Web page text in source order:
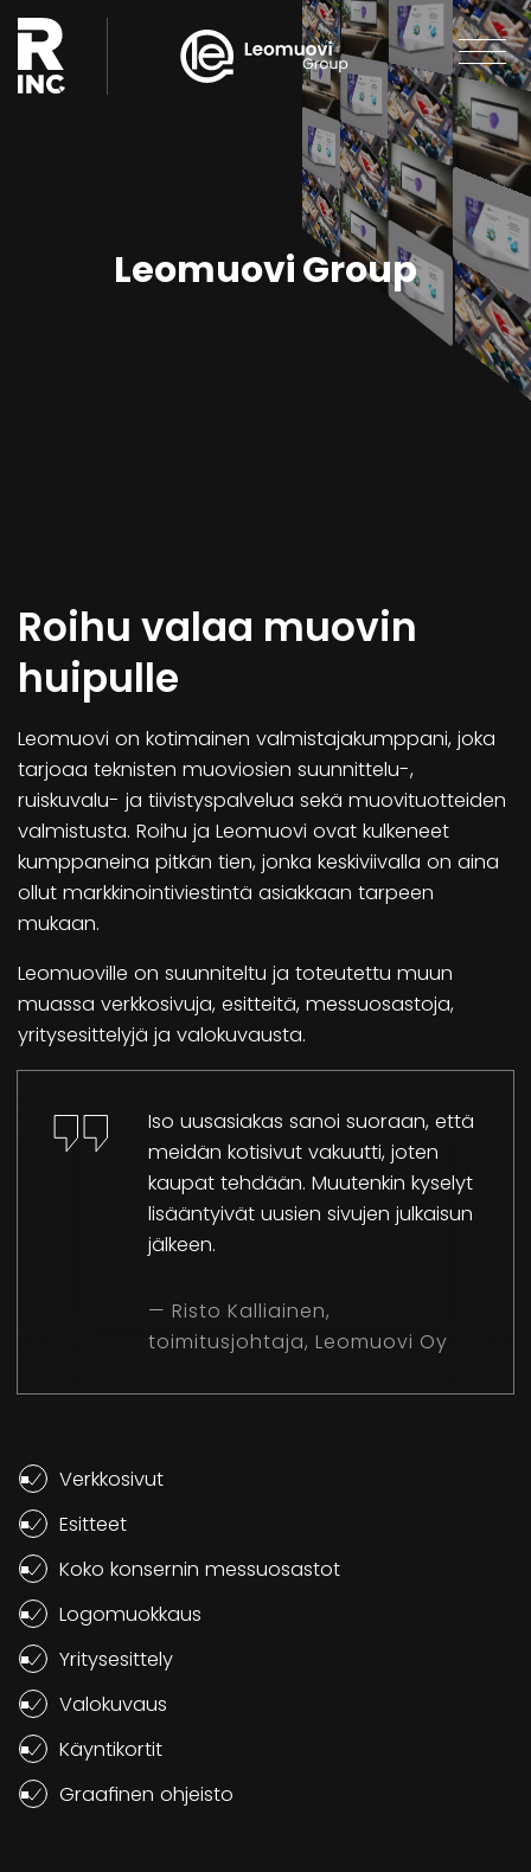
Leomuovi Group
Roihu valaa muovin
huipulle
Leomuovi on kotimainen valmistajakumppani, joka
tarjoaa teknisten muoviosien suunnittelu-,
ruiskuvalu- ja tiivistyspalvelua sekä muovituotteiden
valmistusta. Roihu ja Leomuovi ovat kulkeneet
kumppaneina pitkän tien, jonka keskiviivalla on aina
ollut markkinointiviestintä asiakkaan tarpeen
mukaan.
Leomuoville on suunniteltu ja toteutettu muun
muassa verkkosivuja, esitteitä, messuosastoja,
yritysesittelyjä ja valokuvausta.
Iso uusasiakas sanoi suoraan, että
meidän kotisivut vakuutti, joten
kaupat tehdään. Muutenkin kyselyt
lisääntyivät uusien sivujen julkaisun
jälkeen.
— Risto Kalliainen,
toimitusjohtaja, Leomuovi Oy
Verkkosivut
Esitteet
Koko konsernin messuosastot
Logomuokkaus
Yritysesittely
Valokuvaus
Käyntikortit
Graafinen ohjeisto